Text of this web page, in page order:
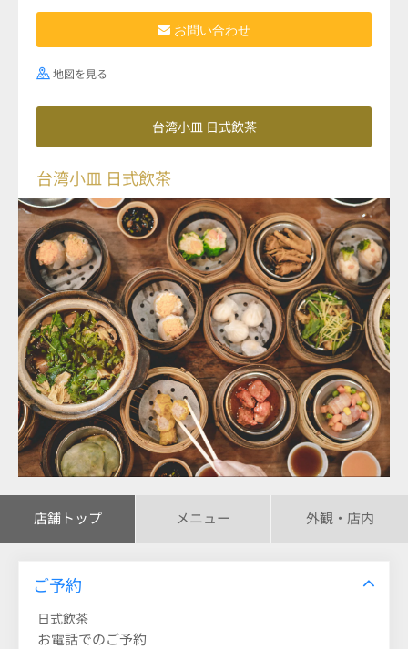
お問い合わせ
地図を見る
台湾小皿 日式飲茶
台湾小皿 日式飲茶
店舗トップ メニュー 外観・店内
ご予約
日式飲茶
お電話でのご予約